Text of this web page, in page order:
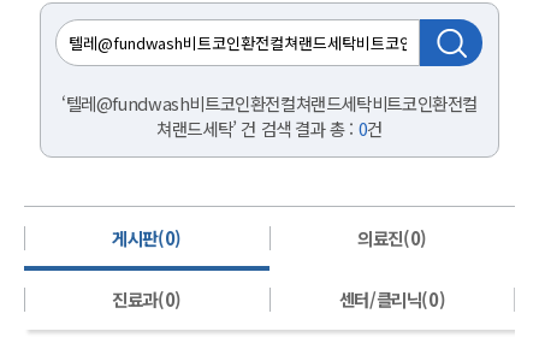
‘텔레@fundwash비트코인환전컬쳐랜드세탁비트코인환전컬
쳐랜드세탁’ 건 검색 결과 총 : 0건
게시판(0) 의료진(0)
진료과(0) 센터/클리닉(0)